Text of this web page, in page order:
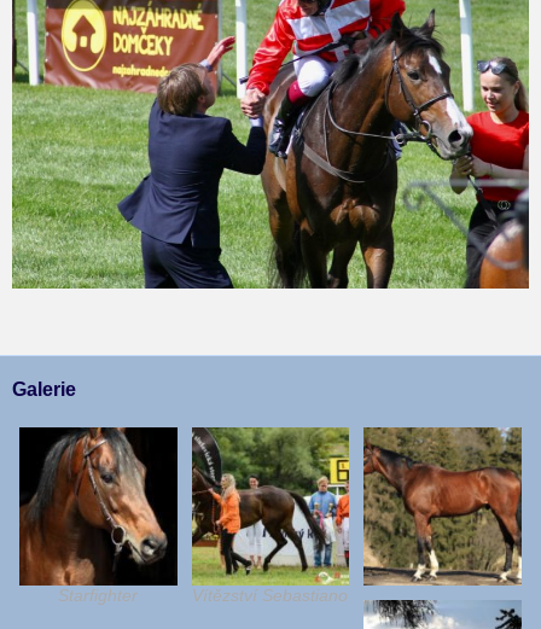
Galerie
Starfighter Vítězství Sebastiano